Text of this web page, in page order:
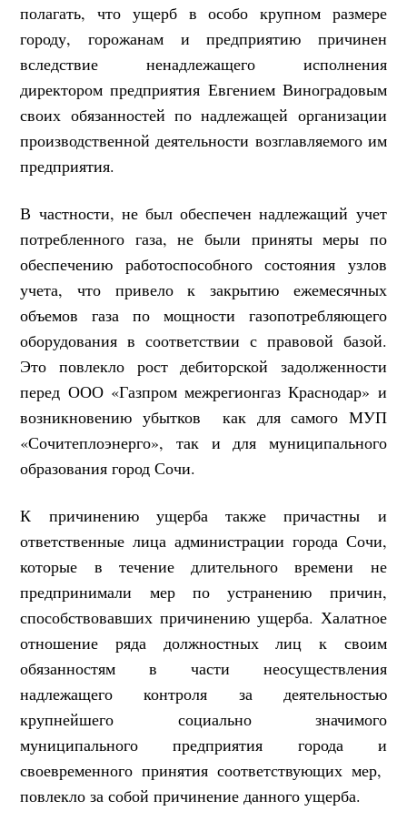
полагать, что ущерб в особо крупном размере
городу, горожанам и предприятию причинен
вследствие ненадлежащего исполнения
директором предприятия Евгением Виноградовым
своих обязанностей по надлежащей организации
производственной деятельности возглавляемого им
предприятия.
В частности, не был обеспечен надлежащий учет
потребленного газа, не были приняты меры по
обеспечению работоспособного состояния узлов
учета, что привело к закрытию ежемесячных
объемов газа по мощности газопотребляющего
оборудования в соответствии с правовой базой.
Это повлекло рост дебиторской задолженности
перед ООО «Газпром межрегионгаз Краснодар» и
возникновению убытков как для самого МУП
«Сочитеплоэнерго», так и для муниципального
образования город Сочи.
К причинению ущерба также причастны и
ответственные лица администрации города Сочи,
которые в течение длительного времени не
предпринимали мер по устранению причин,
способствовавших причинению ущерба. Халатное
отношение ряда должностных лиц к своим
обязанностям в части неосуществления
надлежащего контроля за деятельностью
крупнейшего социально значимого
муниципального предприятия города и
своевременного принятия соответствующих мер,
повлекло за собой причинение данного ущерба.